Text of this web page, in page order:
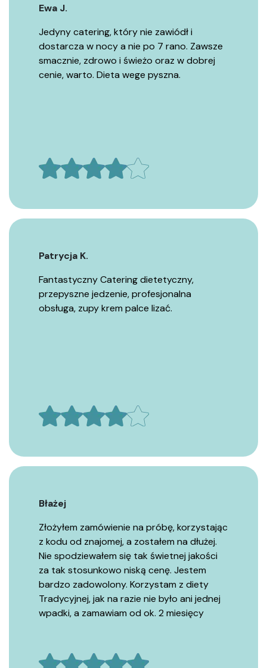
Ewa J.
Jedyny catering, który nie zawiódł i
dostarcza w nocy a nie po 7 rano. Zawsze
smacznie, zdrowo i świeżo oraz w dobrej
cenie, warto. Dieta wege pyszna.
Patrycja K.
Fantastyczny Catering dietetyczny,
przepyszne jedzenie, profesjonalna
obsługa, zupy krem palce lizać.
Błażej
Złożyłem zamówienie na próbę, korzystając
z kodu od znajomej, a zostałem na dłużej.
Nie spodziewałem się tak świetnej jakości
za tak stosunkowo niską cenę. Jestem
bardzo zadowolony. Korzystam z diety
Tradycyjnej, jak na razie nie było ani jednej
wpadki, a zamawiam od ok. 2 miesięcy